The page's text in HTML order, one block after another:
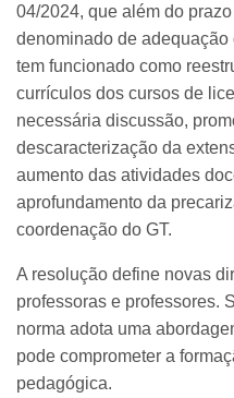
04/2024, que além do
denominado de adequação
tem funcionado como
currículos dos cursos de
necessária discussão,
descaracterização da
aumento das atividades
aprofundamento da
coordenação do GT.
A resolução define novas
professoras e professores.
norma adota uma
pode comprometer a
pedagógica.